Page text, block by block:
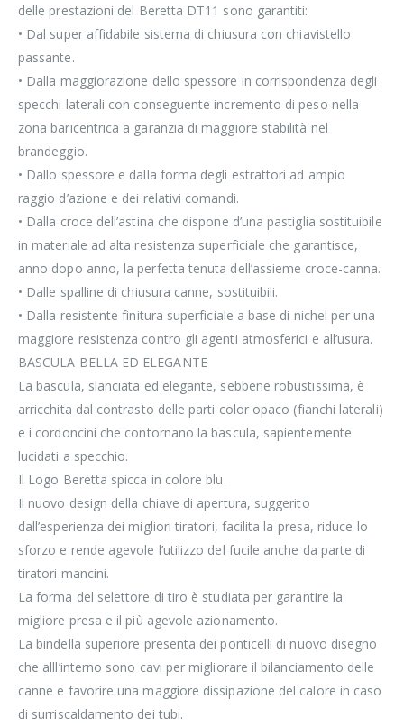
delle prestazioni del Beretta DT11 sono garantiti:
• Dal super affidabile sistema di chiusura con chiavistello
passante.
• Dalla maggiorazione dello spessore in corrispondenza degli
specchi laterali con conseguente incremento di peso nella
zona baricentrica a garanzia di maggiore stabilità nel
brandeggio.
• Dallo spessore e dalla forma degli estrattori ad ampio
raggio d’azione e dei relativi comandi.
• Dalla croce dell’astina che dispone d’una pastiglia sostituibile
in materiale ad alta resistenza superficiale che garantisce,
anno dopo anno, la perfetta tenuta dell’assieme croce-canna.
• Dalle spalline di chiusura canne, sostituibili.
• Dalla resistente finitura superficiale a base di nichel per una
maggiore resistenza contro gli agenti atmosferici e all’usura.
BASCULA BELLA ED ELEGANTE
La bascula, slanciata ed elegante, sebbene robustissima, è
arricchita dal contrasto delle parti color opaco (fianchi laterali)
e i cordoncini che contornano la bascula, sapientemente
lucidati a specchio.
Il Logo Beretta spicca in colore blu.
Il nuovo design della chiave di apertura, suggerito
dall’esperienza dei migliori tiratori, facilita la presa, riduce lo
sforzo e rende agevole l’utilizzo del fucile anche da parte di
tiratori mancini.
La forma del selettore di tiro è studiata per garantire la
migliore presa e il più agevole azionamento.
La bindella superiore presenta dei ponticelli di nuovo disegno
che alll’interno sono cavi per migliorare il bilanciamento delle
canne e favorire una maggiore dissipazione del calore in caso
di surriscaldamento dei tubi.